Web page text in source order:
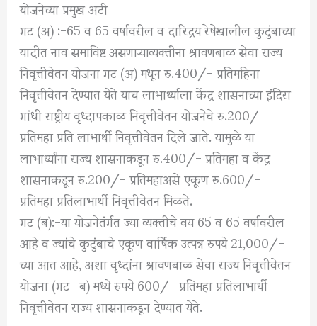
योजनेच्या प्रमुख अटी
गट (अ) :-65 व 65 वर्षावरील व दारिद्रय रेषेखालील कुटुंबाच्या
यादीत नाव समाविष्ट असणाऱ्याव्यक्तीना श्रावणबाळ सेवा राज्य
निवृत्तीवेतन योजना गट (अ) मधून रु.400/- प्रतिमहिना
निवृत्तीवेतन देण्यात येते याच लाभार्थ्याला केंद्र शासनाच्या इंदिरा
गांधी राष्ट्रीय वृध्दापकाळ निवृत्तीवेतन योजनेचे रु.200/-
प्रतिमहा प्रति लाभार्थी निवृत्तीवेतन दिले जाते. यामुळे या
लाभार्थ्यांना राज्य शासनाकडून रु.400/- प्रतिमहा व केंद्र
शासनाकडून रु.200/- प्रतिमहाअसे एकूण रु.600/-
प्रतिमहा प्रतिलाभार्थी निवृत्तीवेतन मिळते.
गट (ब):-या योजनेतंर्गत ज्या व्यक्तीचे वय 65 व 65 वर्षावरील
आहे व ज्यांचे कुटुंबाचे एकूण वार्षिक उत्पन्न रुपये 21,000/-
च्या आत आहे, अशा वृध्दांना श्रावणबाळ सेवा राज्य निवृत्तीवेतन
योजना (गट- ब) मध्ये रुपये 600/- प्रतिमहा प्रतिलाभार्थी
निवृत्तीवेतन राज्य शासनाकडून देण्यात येते.